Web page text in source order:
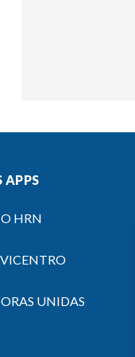
APPS
HRN
UNIDAS